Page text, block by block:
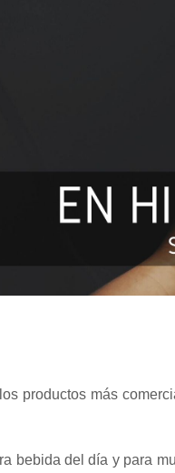
productos más
bebida del día y para